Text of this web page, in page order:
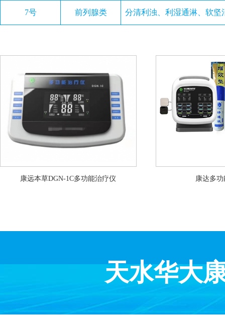
7号 前列腺类 分清利浊、利湿通淋、软坚
康远本草DGN-1C多功能治疗仪 康达多
天水华大